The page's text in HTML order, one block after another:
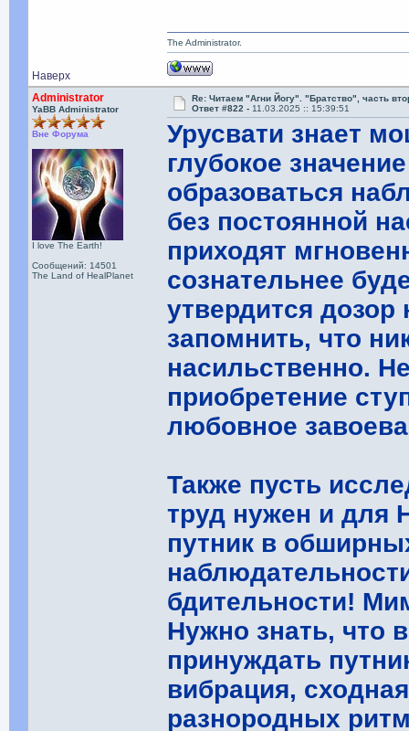
Наверх
The Administrator.
Administrator
YaBB Administrator
Вне Форума
I love The Earth!
Сообщений: 14501
The Land of HealPlanet
Re: Читаем "Агни Йогу". "Братство", часть
Ответ #822 - 11.03.2025 :: 15:39:51
Урусвати знает
глубокое
образоваться
без постоянной
приходят
сознательнее
утвердится
запомнить, что
насильственно.
приобретение
любовное
Также пусть
труд нужен и для
путник в
бдительности!
Нужно знать, что
принуждать
вибрация,
разнородных